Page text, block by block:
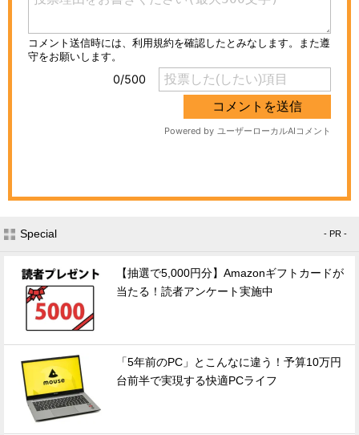
Special - PR -
【抽選で5,000円分】Amazonギフトカードが
当たる！読者アンケート実施中
「5年前のPC」とこんなに違う！予算10万円
台前半で実現する快適PCライフ